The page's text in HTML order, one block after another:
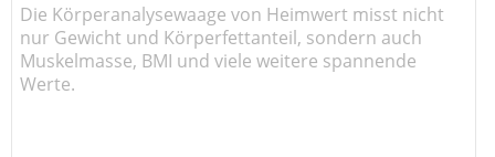
Die Körperanalysewaage von Heimwert misst nicht
nur Gewicht und Körperfettanteil, sondern auch
Muskelmasse, BMI und viele weitere spannende
Werte.